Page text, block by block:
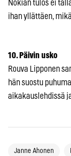
Nokian tulos ei
ihan yllättäen,
10. Päivin usko
Rouva Lipponen
hän suostu
aikakauslehdissä
Janne Ahonen